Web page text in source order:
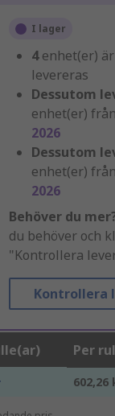
I lager
4enhet(er)
levereras
Dessutom
enhet(er)
2026
Dessutom
enhet(er)
2026
Behöver du
du behöver och
"Kontrollera
Kontrollera
Per
602,26